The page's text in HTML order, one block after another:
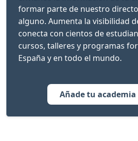
formar parte de nuestro
alguno. Aumenta la visibilidad
conecta con cientos de
cursos, talleres y programas
España y en todo el mundo.
Añade tu